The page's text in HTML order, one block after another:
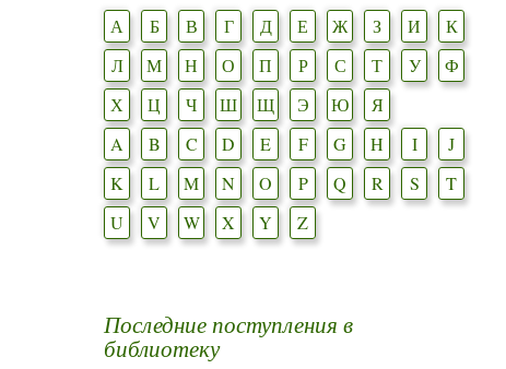
А Б В Г Д Е Ж З И
К
Л
М Н О П Р С Т У
Ф
Х
Ц Ч Ш Щ Э Ю
Я
A
B C D E F G H I
J
K
L M N O P Q R S
T
U
V W X Y Z
Последние поступления в
библиотеку